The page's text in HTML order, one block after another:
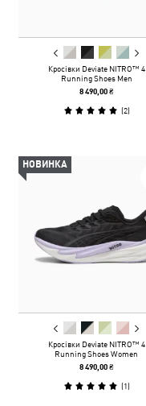
Кросівки Deviate NITRO™ 4
Running Shoes Men
8 490,00 ₴
(2)
НОВИНКА
Кросівки Deviate NITRO™ 4
Running Shoes Women
8 490,00 ₴
(1)